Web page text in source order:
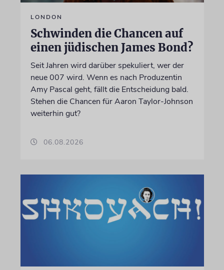
LONDON
Schwinden die Chancen auf
einen jüdischen James Bond?
Seit Jahren wird darüber spekuliert, wer der
neue 007 wird. Wenn es nach Produzentin
Amy Pascal geht, fällt die Entscheidung bald.
Stehen die Chancen für Aaron Taylor-Johnson
weiterhin gut?
06.08.2026